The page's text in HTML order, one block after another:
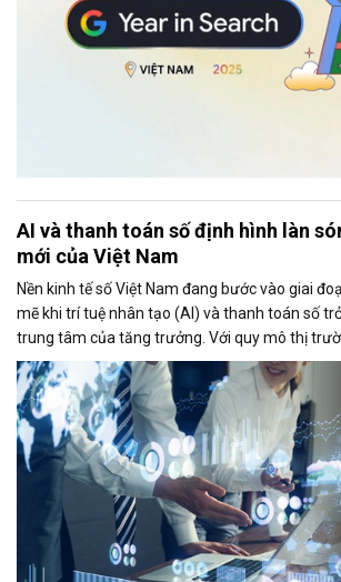
AI và thanh toán số định hình làn
mới của Việt Nam
Nền kinh tế số Việt Nam đang bước vào giai
mẽ khi trí tuệ nhân tạo (AI) và thanh toán số
trung tâm của tăng trưởng. Với quy mô thị
mốc 39 tỷ USD trong năm 2025, Việt Nam
trong những điểm sáng của Đông Nam Á về
nghệ, tốc độ số hóa và khả năng hấp thụ các
mới.